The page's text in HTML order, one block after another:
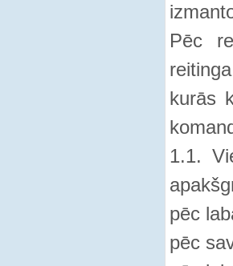
Pēc
kurās
1.1.
pēc
pēc